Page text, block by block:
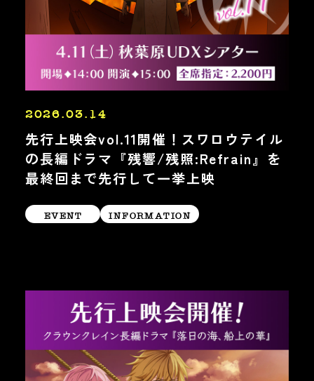
先行上映会vol.11開催！スワロウテイル
の長編ドラマ『残響/残照:Refrain』を
最終回まで先行して一挙上映
EVENT INFORMATION
2026.03.14